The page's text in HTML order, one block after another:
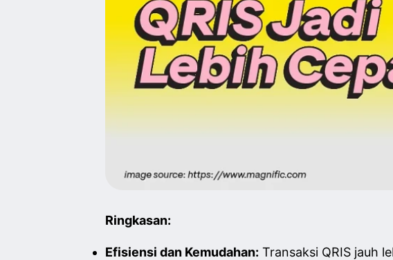
Ringkasan:
Efisiensi dan Kemudahan: Transaksi QRIS jauh